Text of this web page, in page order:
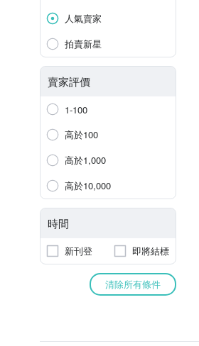
人氣賣家
拍賣新星
賣家評價
1-100
高於100
高於1,000
高於10,000
時間
新刊登 即將結標
清除所有條件